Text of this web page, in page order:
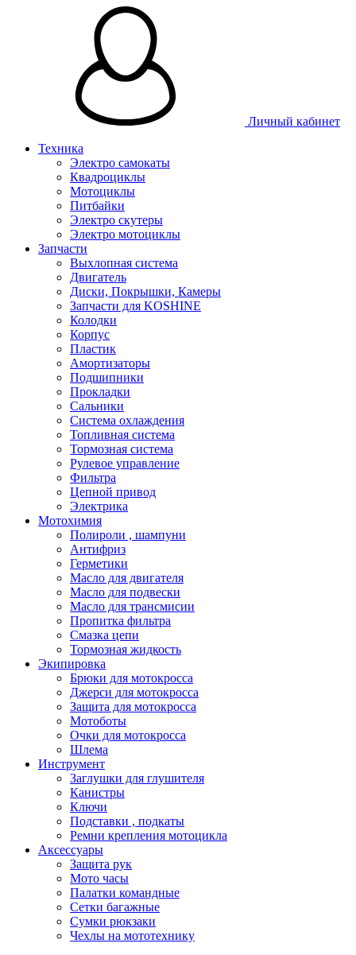
Личный кабинет
Техника
Электро самокаты
Квадроциклы
Мотоциклы
Питбайки
Электро скутеры
Электро мотоциклы
Запчасти
Выхлопная система
Двигатель
Диски, Покрышки, Камеры
Запчасти для KOSHINE
Колодки
Корпус
Пластик
Амортизаторы
Подшипники
Прокладки
Сальники
Система охлаждения
Топливная система
Тормозная система
Рулевое управление
Фильтра
Цепной привод
Электрика
Мотохимия
Полироли , шампуни
Антифриз
Герметики
Масло для двигателя
Масло для подвески
Масло для трансмисии
Пропитка фильтра
Смазка цепи
Тормозная жидкость
Экипировка
Брюки для мотокросса
Джерси для мотокросса
Защита для мотокросса
Мотоботы
Очки для мотокросса
Шлема
Инструмент
Заглушки для глушителя
Канистры
Ключи
Подставки , подкаты
Ремни крепления мотоцикла
Аксессуары
Защита рук
Мото часы
Палатки командные
Сетки багажные
Сумки рюкзаки
Чехлы на мототехнику